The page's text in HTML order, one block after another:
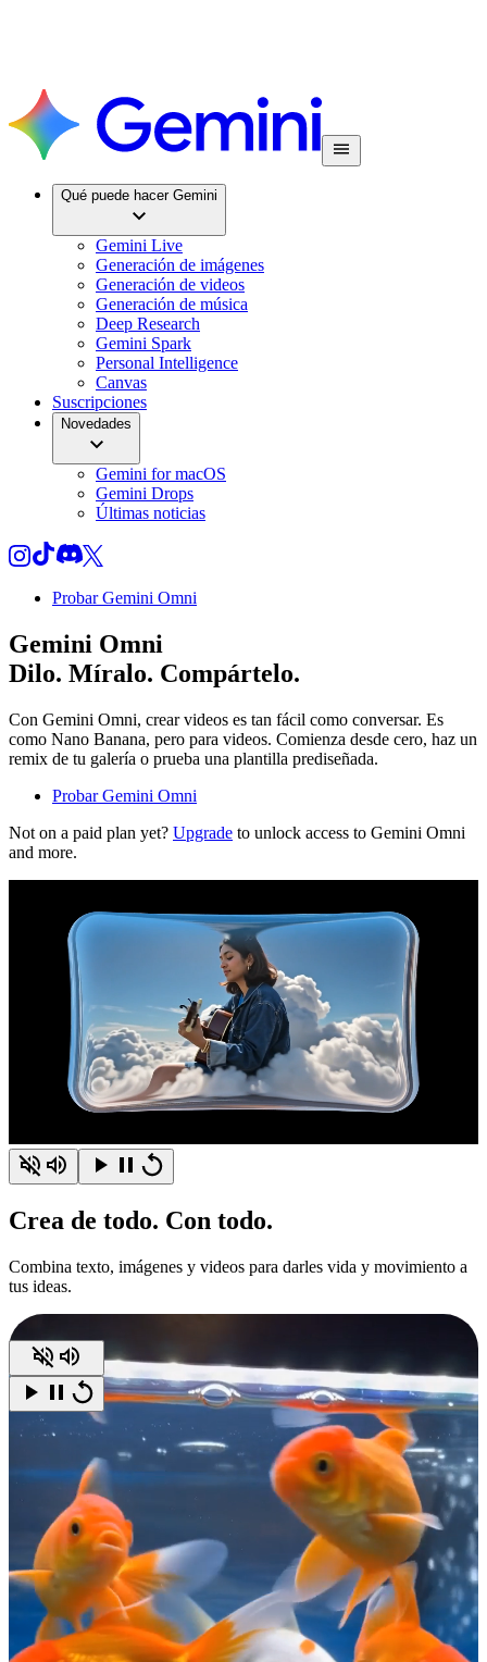
Qué puede hacer Gemini
Gemini Live
Generación de imágenes
Generación de videos
Generación de música
Deep Research
Gemini Spark
Personal Intelligence
Canvas
Suscripciones
Novedades
Gemini for macOS
Gemini Drops
Últimas noticias
Probar Gemini Omni
Gemini Omni
Dilo. Míralo. Compártelo.
Con Gemini Omni, crear videos es tan fácil como conversar. Es
como Nano Banana, pero para videos. Comienza desde cero, haz un
remix de tu galería o prueba una plantilla prediseñada.
Probar Gemini Omni
Not on a paid plan yet? Upgrade to unlock access to Gemini Omni
and more.
Crea de todo. Con todo.
Combina texto, imágenes y videos para darles vida y movimiento a
tus ideas.